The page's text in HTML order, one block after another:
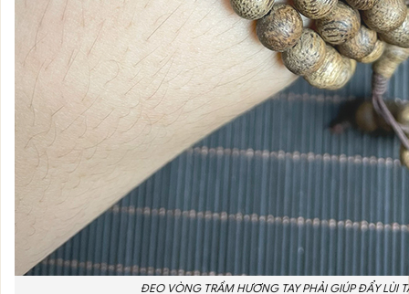
ĐEO VÒNG TRẦM HƯƠNG TAY PHẢI GIÚP ĐẨY LÙI